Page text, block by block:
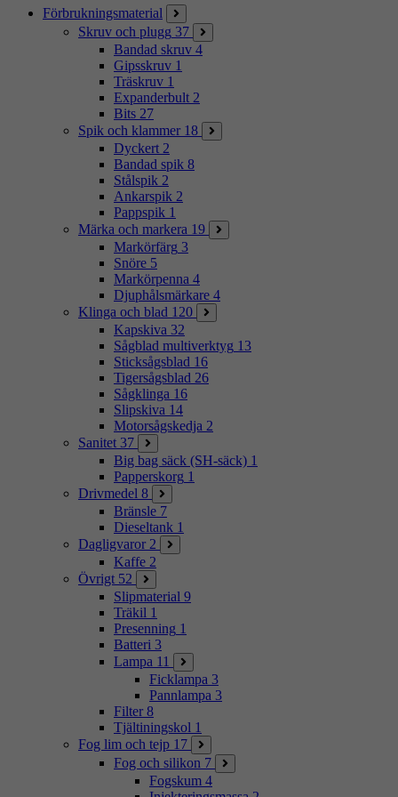
Förbrukningsmaterial
Skruv och plugg 37
Bandad skruv 4
Gipsskruv 1
Träskruv 1
Expanderbult 2
Bits 27
Spik och klammer 18
Dyckert 2
Bandad spik 8
Stålspik 2
Ankarspik 2
Pappspik 1
Märka och markera 19
Markörfärg 3
Snöre 5
Markörpenna 4
Djuphålsmärkare 4
Klinga och blad 120
Kapskiva 32
Sågblad multiverktyg 13
Sticksågsblad 16
Tigersågsblad 26
Sågklinga 16
Slipskiva 14
Motorsågskedja 2
Sanitet 37
Big bag säck (SH-säck) 1
Papperskorg 1
Drivmedel 8
Bränsle 7
Dieseltank 1
Dagligvaror 2
Kaffe 2
Övrigt 52
Slipmaterial 9
Träkil 1
Presenning 1
Batteri 3
Lampa 11
Ficklampa 3
Pannlampa 3
Filter 8
Tjältiningskol 1
Fog lim och tejp 17
Fog och silikon 7
Fogskum 4